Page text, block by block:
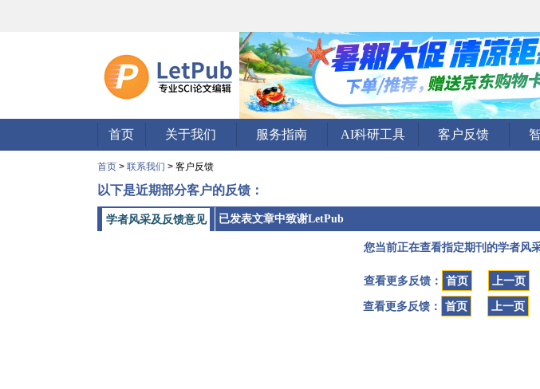
首页 关于我们 服务指南 AI科研工具 客户反馈
首页 > 联系我们 > 客户反馈
以下是近期部分客户的反馈：
学者风采及反馈意见 已发表文章中致谢LetPub
您当前正在查看指定期刊的学者风
查看更多反馈： 首页 上一页
查看更多反馈：
首页 上一页